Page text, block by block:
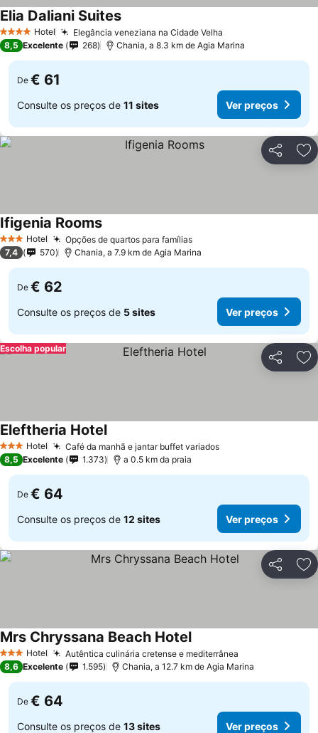
4 EstrelasHotel Elegância veneziana na Cidade Velha
Elia Daliani SuitesVer preços
8,5 Excelente 268 Chania, a 8.3 km de Agia Marina
De € 61
Consulte os preços de 11 sites Ver preços
Partilhar
3 EstrelasHotel Opções de quartos para famíliasVer preços
Ifigenia RoomsVer preços
7,4 570 Chania, a 7.9 km de Agia Marina
De € 62
Consulte os preços de 5 sites Ver preços
Partilhar
Escolha popular
3 EstrelasHotel Café da manhã e jantar buffet variadosVer preços
Eleftheria HotelVer preços
8,5 Excelente 1.373 a 0.5 km da praia
De € 64
Consulte os preços de 12 sites Ver preços
Partilhar
3 EstrelasHotel Autêntica culinária cretense e mediterrânea
Mrs Chryssana Beach HotelVer preços
8,6 Excelente 1.595 Chania, a 12.7 km de Agia Marina
De € 64
Consulte os preços de 13 sites Ver preços